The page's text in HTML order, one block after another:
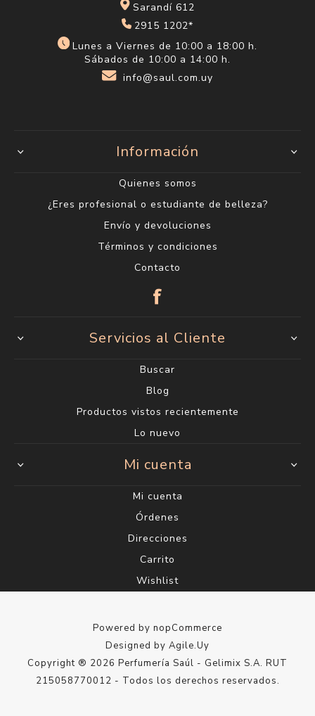
Sarandí 612
2915 1202*
Lunes a Viernes de 10:00 a 18:00 h.
Sábados de 10:00 a 14:00 h.
info@saul.com.uy
Información
Quienes somos
¿Eres profesional o estudiante de belleza?
Envío y devoluciones
Términos y condiciones
Contacto
Servicios al Cliente
Buscar
Blog
Productos vistos recientemente
Lo nuevo
Mi cuenta
Mi cuenta
Órdenes
Direcciones
Carrito
Wishlist
Powered by nopCommerce
Designed by Agile.Uy
Copyright ® 2026 Perfumería Saúl - Gelimix S.A. RUT
215058770012 - Todos los derechos reservados.